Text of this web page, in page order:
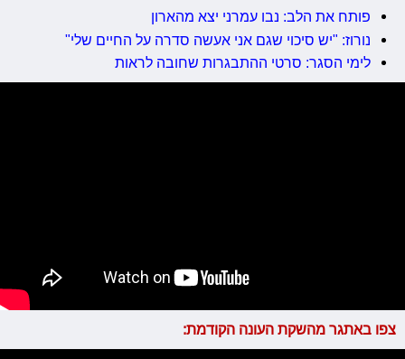
פותח את הלב: נבו עמרני יצא מהארון
נורוז: "יש סיכוי שגם אני אעשה סדרה על החיים שלי"
לימי הסגר: סרטי ההתבגרות שחובה לראות
צפו באתגר מהשקת העונה הקודמת: